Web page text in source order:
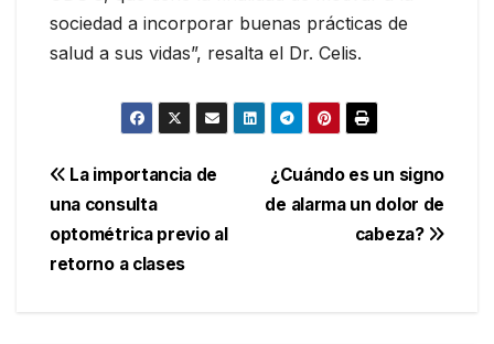
sociedad a incorporar buenas prácticas de
salud a sus vidas”, resalta el Dr. Celis.
Navegación
de
entradas
¿Cuándo es un signo
de alarma un dolor de
cabeza?
La importancia de
una consulta
optométrica previo al
retorno a clases